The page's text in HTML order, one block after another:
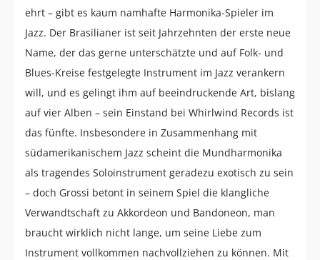
ehrt – gibt es kaum namhafte Harmonika-Spieler im
Jazz. Der Brasilianer ist seit Jahrzehnten der erste neue
Name, der das gerne unterschätzte und auf Folk- und
Blues-Kreise festgelegte Instrument im Jazz verankern
will, und es gelingt ihm auf beeindruckende Art, bislang
auf vier Alben – sein Einstand bei Whirlwind Records ist
das fünfte. Insbesondere in Zusammenhang mit
südamerikanischem Jazz scheint die Mundharmonika
als tragendes Soloinstrument geradezu exotisch zu sein
– doch Grossi betont in seinem Spiel die klangliche
Verwandtschaft zu Akkordeon und Bandoneon, man
braucht wirklich nicht lange, um seine Liebe zum
Instrument vollkommen nachvollziehen zu können. Mit